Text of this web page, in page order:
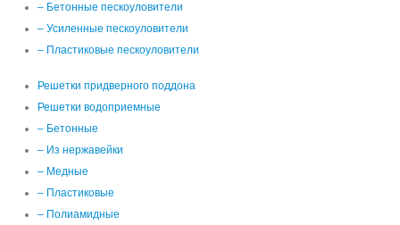
– Бетонные пескоуловители
– Усиленные пескоуловители
– Пластиковые пескоуловители
Решетки придверного поддона
Решетки водоприемные
– Бетонные
– Из нержавейки
– Медные
– Пластиковые
– Полиамидные